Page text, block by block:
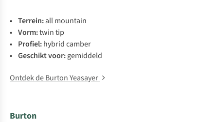
• Terrein:all mountain
• Vorm:twin tip
• Profiel:hybrid camber
• Geschikt voor:gemiddeld
Ontdek de Burton Yeasayer
Burton